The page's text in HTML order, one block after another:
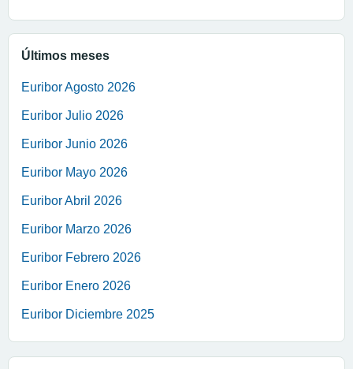
Últimos meses
Euribor Agosto 2026
Euribor Julio 2026
Euribor Junio 2026
Euribor Mayo 2026
Euribor Abril 2026
Euribor Marzo 2026
Euribor Febrero 2026
Euribor Enero 2026
Euribor Diciembre 2025